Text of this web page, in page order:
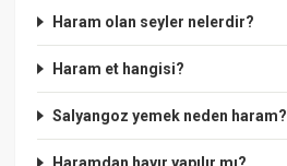
Haram olan seyler nelerdir?
Haram et hangisi?
Salyangoz yemek neden haram?
Haramdan hayır yapılır mı?